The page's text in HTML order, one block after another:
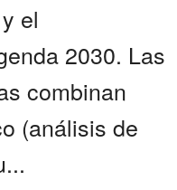
el
2030. Las
combinan
(análisis de